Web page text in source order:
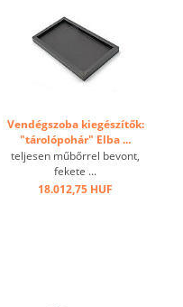
Vendégszoba kiegészítők:
"tárolópohár" Elba ...
teljesen műbőrrel bevont,
fekete ...
18.012,75 HUF